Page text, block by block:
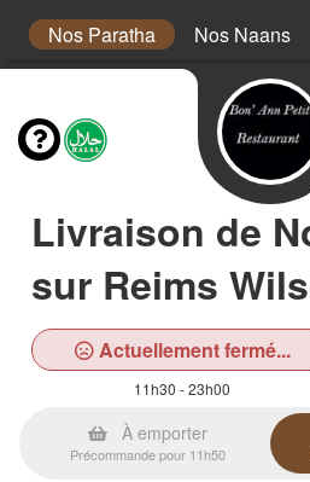
Nos Paratha Nos Naans
Livraison de
sur Reims
Actuellement fermé...
11h30 - 23h00
À emporter
Précommande pour 11h50